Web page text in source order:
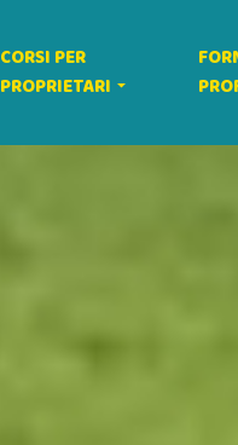
CORSI PER
PROPRIETARI